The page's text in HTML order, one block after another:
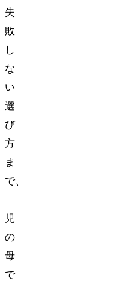
失
敗
し
な
い
選
び
方
ま
で、
児
の
母
で